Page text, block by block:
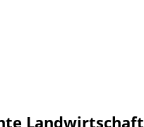
Landwirtschaft